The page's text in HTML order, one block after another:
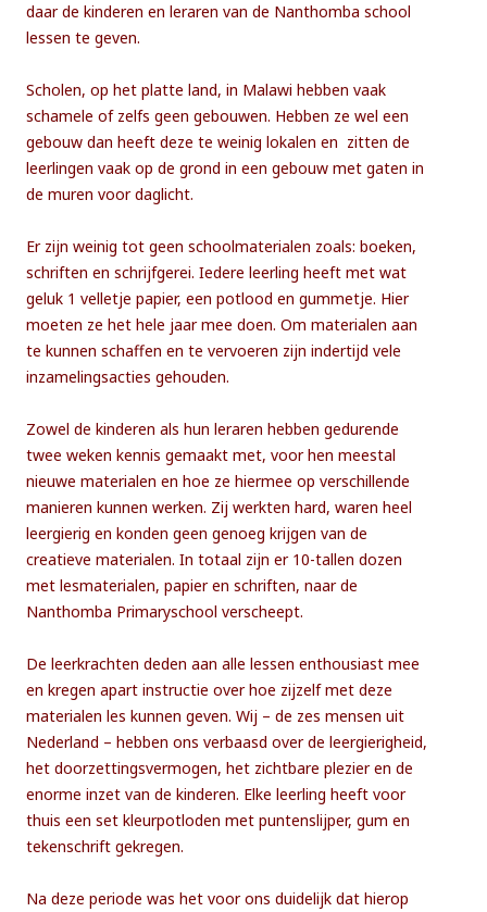
daar de kinderen en leraren van de Nanthomba school
lessen te geven.
Scholen, op het platte land, in Malawi hebben vaak
schamele of zelfs geen gebouwen. Hebben ze wel een
gebouw dan heeft deze te weinig lokalen en zitten de
leerlingen vaak op de grond in een gebouw met gaten in
de muren voor daglicht.
Er zijn weinig tot geen schoolmaterialen zoals: boeken,
schriften en schrijfgerei. Iedere leerling heeft met wat
geluk 1 velletje papier, een potlood en gummetje. Hier
moeten ze het hele jaar mee doen. Om materialen aan
te kunnen schaffen en te vervoeren zijn indertijd vele
inzamelingsacties gehouden.
Zowel de kinderen als hun leraren hebben gedurende
twee weken kennis gemaakt met, voor hen meestal
nieuwe materialen en hoe ze hiermee op verschillende
manieren kunnen werken. Zij werkten hard, waren heel
leergierig en konden geen genoeg krijgen van de
creatieve materialen. In totaal zijn er 10-tallen dozen
met lesmaterialen, papier en schriften, naar de
Nanthomba Primaryschool verscheept.
De leerkrachten deden aan alle lessen enthousiast mee
en kregen apart instructie over hoe zijzelf met deze
materialen les kunnen geven. Wij – de zes mensen uit
Nederland – hebben ons verbaasd over de leergierigheid,
het doorzettingsvermogen, het zichtbare plezier en de
enorme inzet van de kinderen. Elke leerling heeft voor
thuis een set kleurpotloden met puntenslijper, gum en
tekenschrift gekregen.
Na deze periode was het voor ons duidelijk dat hierop